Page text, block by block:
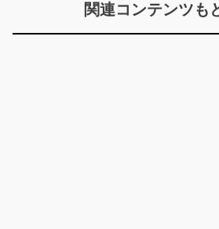
関連コンテンツも